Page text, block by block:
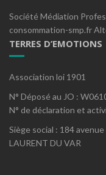
Société Médiation
consommation-smp.fr
TERRES D’EMOTIONS
Association loi 1901
N° Déposé au JO :
N° de déclaration et
Siège social : 184
LAURENT DU VAR